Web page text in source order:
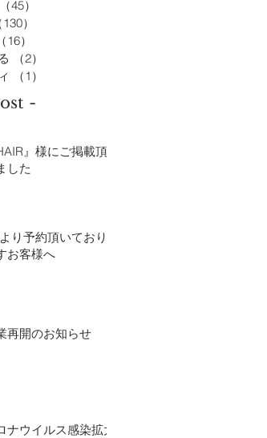
（45）
130）
（16）
（2）
（1）
-
』様にご掲載頂
した
り予約頂いており
お客様へ
再開のお知らせ
ナウイルス感染拡大